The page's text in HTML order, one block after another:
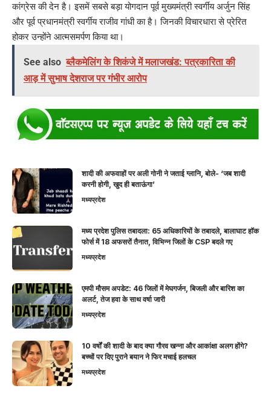
कांग्रेस की देन है। इसमें सबसे बड़ा योगदान पूर्व मुख्यमंत्री स्वर्गीय अर्जुन सिंह
और पूर्व प्रधानमंत्री स्वर्गीय राजीव गांधी का है। जिनकी विचारधारा से प्रेरित
होकर उन्होंने आत्मसमर्पण किया था।
See also ब्लैकमेलिंग के शिकंजे में मलाजखंड: पत्रकारिता की
आड़ में सुभाष देशराज पर गंभीर आरोप
शादी की अफवाहों पर अली गोनी ने जताई ग्लानि, बोले- ‘जब शादी
करनी होगी, खुद ही बताऊंगा’
मध्यप्रदेश
मध्य प्रदेश पुलिस तबादला: 65 अधिकारियों के तबादले, बालाघाट हॉक
फोर्स में 18 अफसरों तैनात, विभिन्न जिलों के CSP बदले गए
मध्यप्रदेश
एमपी मौसम अपडेट: 46 जिलों में मेघगर्जन, बिजली और बारिश का
अलर्ट, तेज हवा के साथ वर्षा जारी
मध्यप्रदेश
10 वर्षों की शादी के बाद क्या गौरव खन्ना और आकांक्षा अलग होंगे?
बच्चों पर दिए पुराने बयान ने फिर मचाई हलचल
मध्यप्रदेश